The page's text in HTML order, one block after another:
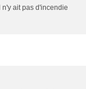
ait pas d'incendie